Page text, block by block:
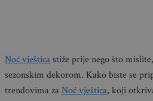
Noć vješticastiže prije nego što
sezonskim dekorom. Kako biste se
trendovima zaNoć vještica, koji